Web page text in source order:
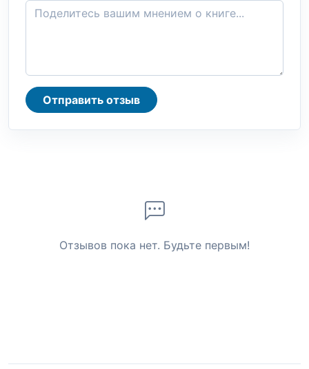
Отправить отзыв
Отзывов пока нет. Будьте первым!